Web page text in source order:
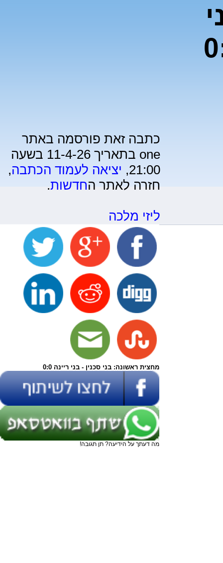
כתבה זאת פורסמה באתר
one בתאריך 11-4-26 בשעה
21:00, יציאה לעמוד הכתבה,
חזרה לאתר החדשות.
ליזי מלכה
מחצית ראשונה: בני סכנין - בני ריינה 0:0
מה דעתך על הידיעה? תן תגובה!